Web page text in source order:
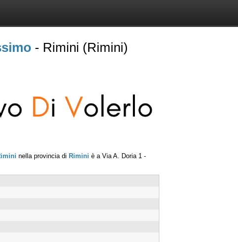
- Rimini (Rimini)
nella provincia di Rimini è a Via A. Doria 1 -